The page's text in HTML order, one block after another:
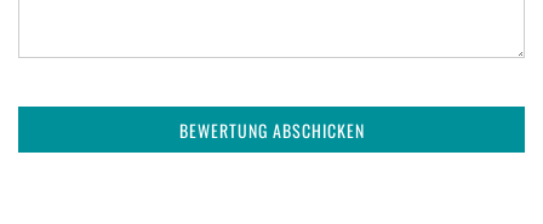
BEWERTUNG ABSCHICKEN